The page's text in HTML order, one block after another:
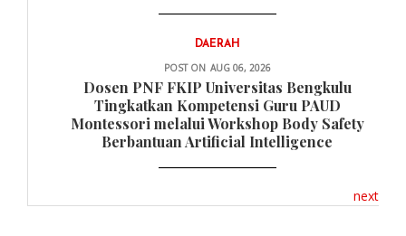
DAERAH
POST ON AUG 06, 2026
Dosen PNF FKIP Universitas Bengkulu
Tingkatkan Kompetensi Guru PAUD
Montessori melalui Workshop Body Safety
Berbantuan Artificial Intelligence
next